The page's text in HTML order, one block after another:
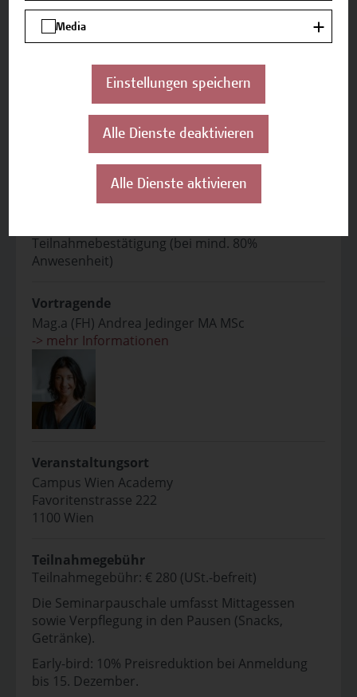
Mag.a Andrea Jedinger, MA
Auf einen Blick
Interessent*innen für Weiterbildung im Bereich
der Sozialen Arbeit.
Teilnahmebestätigung (bei mind. 80%
Anwesenheit)
Vortragende
Mag.a (FH) Andrea Jedinger MA MSc
-> mehr Informationen
Veranstaltungsort
Campus Wien Academy
Favoritenstrasse 222
1100 Wien
Teilnahmegebühr
Teilnahmegebühr: € 280 (USt.-befreit)
Die Seminarpauschale umfasst Mittagessen
sowie Verpflegung in den Pausen (Snacks,
Getränke).
Early-bird: 10% Preisreduktion bei Anmeldung
bis 15. Dezember.
Media
Einstellungen speichern
Alle Dienste deaktivieren
Alle Dienste aktivieren